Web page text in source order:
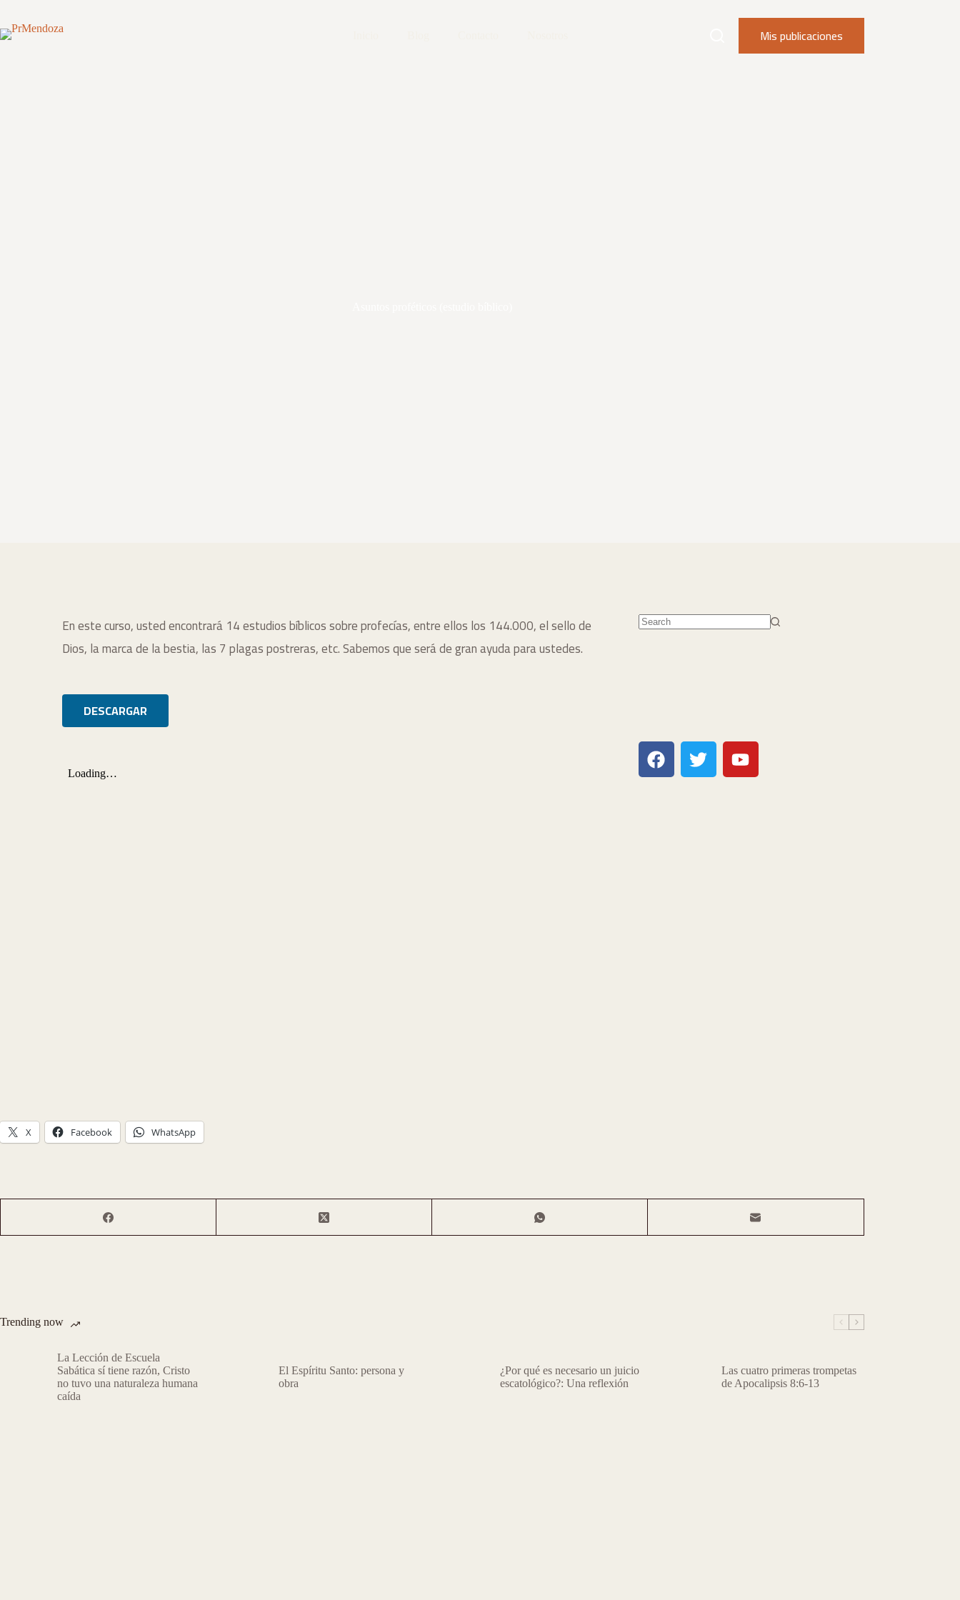
Mis publicaciones
En este curso, usted encontrará 14 estudios bíblicos sobre profecías, entre ellos los 144.000, el sello de
Dios, la marca de la bestia, las 7 plagas postreras, etc. Sabemos que será de gran ayuda para ustedes.
DESCARGAR
X Facebook WhatsApp
Trending now
La Lección de Escuela
Sabática sí tiene razón, Cristo
no tuvo una naturaleza humana
caída
El Espíritu Santo: persona y
obra
¿Por qué es necesario un juicio
escatológico?: Una reflexión
Las cuatro primeras trompetas
de Apocalipsis 8:6-13